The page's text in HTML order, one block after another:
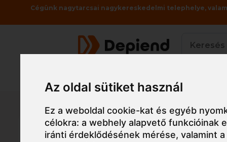
Az oldal sütiket használ
Ez a weboldal cookie-kat és egyéb
célokra:a webhely alapvető funkcióinak
iránti érdeklődésének mérése, valamint
Cégünk nagytarcsai nagykereskedelmi telephelye,